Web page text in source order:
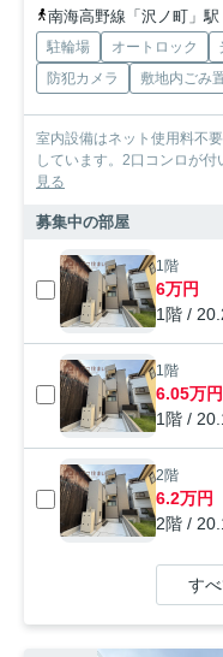
南海高野線「沢ノ町」
駐輪場 オートロック
防犯カメラ
敷地内ごみ
室内設備はネット使用料不
しています。2口コンロが付
見る
募集中の部屋
1階
6万円
1階 /
1階
6.05万円
1階 /
2階
6.2万円
2階 /
す